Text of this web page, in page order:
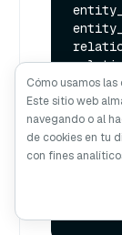
for _
    relation_adj_target_degree =
Cómo usamos las
Este sitio web
navegando o al
de cookies en tu
con fines